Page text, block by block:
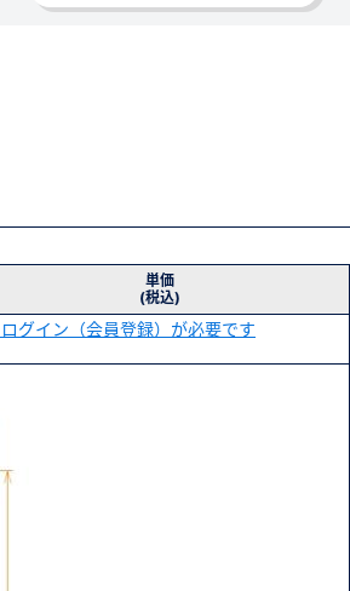
単価
(税込)
グイン（会員登録）が必要です